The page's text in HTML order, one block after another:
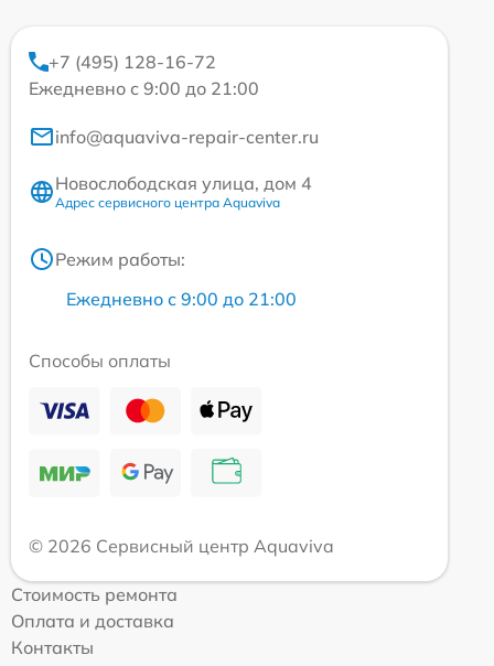
+7 (495) 128-16-72
Ежедневно с 9:00 до 21:00
info@aquaviva-repair-center.ru
Новослободская улица, дом 4
Адрес сервисного центра Aquaviva
Режим работы:
Ежедневно с 9:00 до 21:00
Способы оплаты
© 2026 Сервисный центр Aquaviva
Стоимость ремонта
Оплата и доставка
Контакты